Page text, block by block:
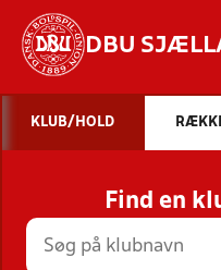
DBU
STILLINGER,
KLUB/HOLD
Find en